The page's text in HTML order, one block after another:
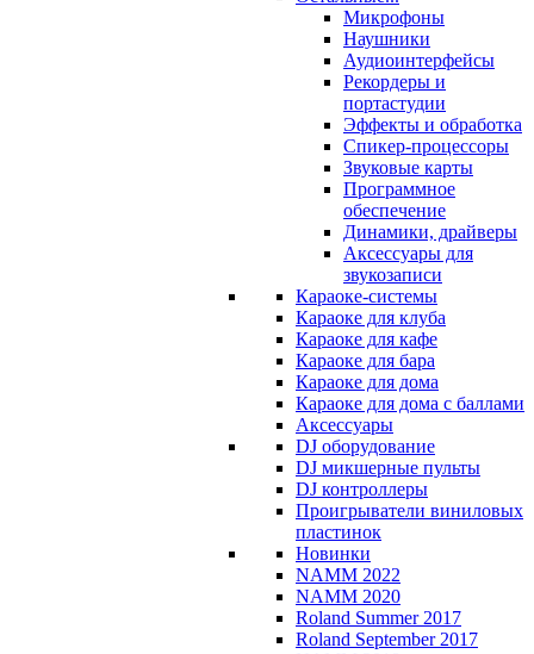
Микрофоны
Наушники
Аудиоинтерфейсы
Рекордеры и
портастудии
Эффекты и обработка
Спикер-процессоры
Звуковые карты
Программное
обеспечение
Динамики, драйверы
Аксессуары для
звукозаписи
Караоке-системы
Караоке для клуба
Караоке для кафе
Караоке для бара
Караоке для дома
Караоке для дома с баллами
Аксессуары
DJ оборудование
DJ микшерные пульты
DJ контроллеры
Проигрыватели виниловых
пластинок
Новинки
NAMM 2022
NAMM 2020
Roland Summer 2017
Roland September 2017